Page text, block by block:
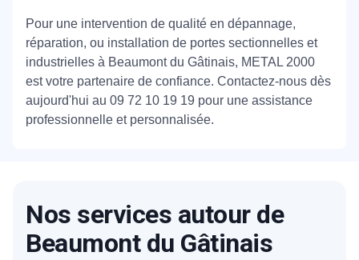
Pour une intervention de qualité en dépannage,
réparation, ou installation de portes sectionnelles et
industrielles à Beaumont du Gâtinais, METAL 2000
est votre partenaire de confiance. Contactez-nous dès
aujourd'hui au 09 72 10 19 19 pour une assistance
professionnelle et personnalisée.
Nos services autour de
Beaumont du Gâtinais